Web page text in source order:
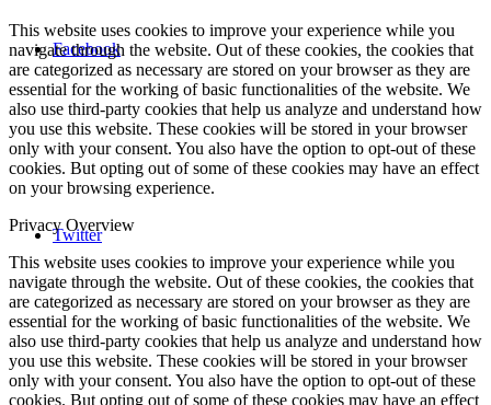
Facebook
Twitter
This website uses cookies to improve your experience while you
navigate through the website. Out of these cookies, the cookies that
are categorized as necessary are stored on your browser as they are
essential for the working of basic functionalities of the website. We
also use third-party cookies that help us analyze and understand how
you use this website. These cookies will be stored in your browser
only with your consent. You also have the option to opt-out of these
cookies. But opting out of some of these cookies may have an effect
on your browsing experience.
Privacy Overview
This website uses cookies to improve your experience while you
navigate through the website. Out of these cookies, the cookies that
are categorized as necessary are stored on your browser as they are
essential for the working of basic functionalities of the website. We
also use third-party cookies that help us analyze and understand how
you use this website. These cookies will be stored in your browser
only with your consent. You also have the option to opt-out of these
cookies. But opting out of some of these cookies may have an effect